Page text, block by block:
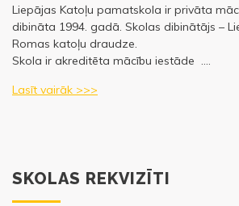
Liepājas Katoļu pamatskola ir privāta
dibināta 1994. gadā. Skolas dibinātājs –
Romas katoļu draudze.
Skola ir akreditēta mācību iestāde ….
Lasīt vairāk >>>
SKOLAS REKVIZĪTI